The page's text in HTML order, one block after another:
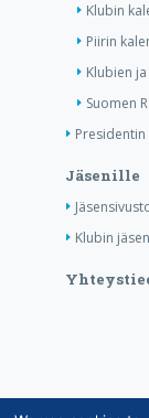
Klubin
Piirin
Klubien
Suomen
Jäsenille
Klubin